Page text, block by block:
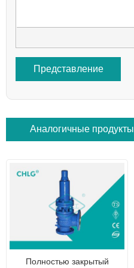
Представление
Аналогичные продукты
Полностью закрытый